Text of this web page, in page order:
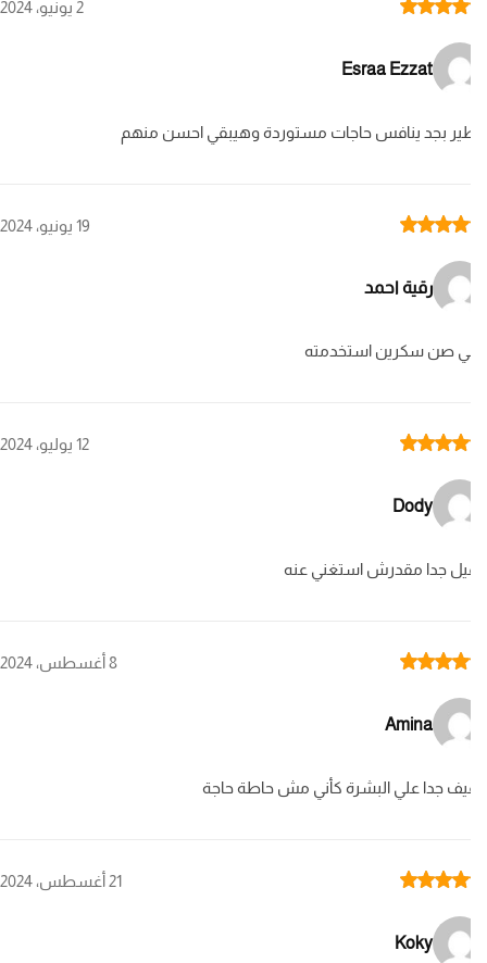
Esraa Ezzat
بجد ينافس حاجات مستوردة وهيبقي احسن منهم
رقية احمد
صن سكرين استخدمته
Dody
جدا مقدرش استغني عنه
Amina
جدا علي البشرة كأني مش حاطة حاجة
Koky